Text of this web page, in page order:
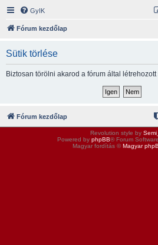
GyIK
Fórum kezdőlap
Sütik törlése
Biztosan törölni akarod a fórum által létrehozott
Fórum kezdőlap
Revolution style by
Powered by phpBB® Forum
Magyar fordítás ©Magyar